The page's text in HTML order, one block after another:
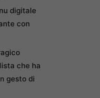
digitale
con
che ha
gesto di